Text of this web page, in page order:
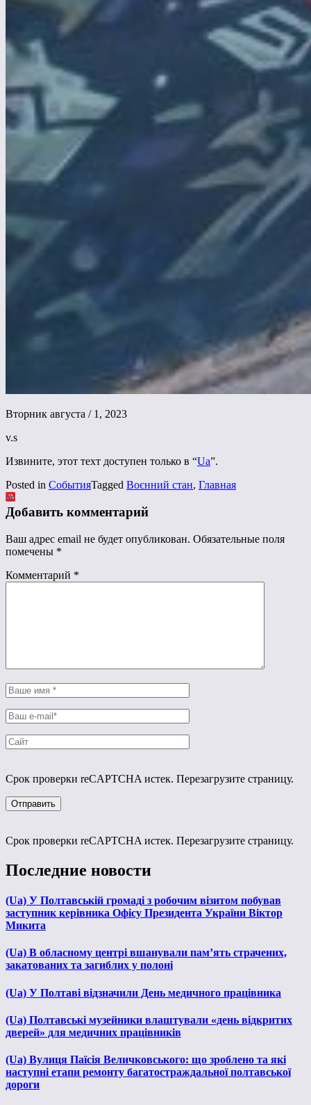
Вторник августа / 1, 2023
v.s
Извините, этот техт доступен только в “Ua”.
Posted in СобытияTagged Воєнний стан, Главная
Добавить комментарий
Ваш адрес email не будет опубликован. Обязательные поля
помечены *
Комментарий *
Срок проверки reCAPTCHA истек. Перезагрузите страницу.
Срок проверки reCAPTCHA истек. Перезагрузите страницу.
Последние новости
(Ua) У Полтавській громаді з робочим візитом побував
заступник керівника Офісу Президента України Віктор
Микита
(Ua) В обласному центрі вшанували пам’ять страчених,
закатованих та загиблих у полоні
(Ua) У Полтаві відзначили День медичного працівника
(Ua) Полтавські музейники влаштували «день відкритих
дверей» для медичних працівників
(Ua) Вулиця Паїсія Величковського: що зроблено та які
наступні етапи ремонту багатостраждальної полтавської
дороги